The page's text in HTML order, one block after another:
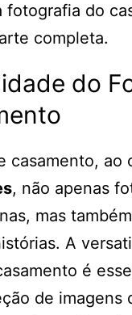
fotografia do
completa.
do
casamento, ao
, não apenas
mas
A
é
de imagens